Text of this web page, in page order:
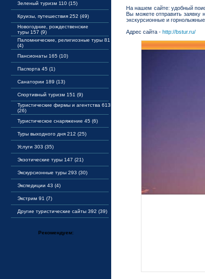
Зеленый туризм 110 (15)
Круизы, путешествия 252 (49)
Новогодние, рождественские
туры 157 (9)
Паломнические, религиозные туры 81
(4)
Пансионаты 165 (10)
Паспорта 45 (1)
Санатории 189 (13)
Спортивный туризм 151 (9)
Туристические фирмы и агентства 613
(26)
Туристическое снаряжение 45 (6)
Туры выходного дня 212 (25)
Услуги 303 (35)
Экзотические туры 147 (21)
Экскурсионные туры 293 (30)
Экспедиции 43 (4)
Экстрим 91 (7)
Другие туристические сайты 392 (39)
Рекомендуем:
На нашем сайте: удобный
Вы можете отправить заявку
экскурсионные и
Адрес сайта - http://bstur.ru/